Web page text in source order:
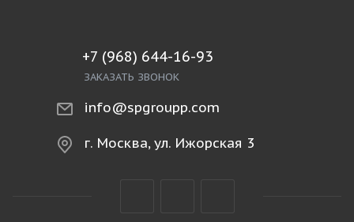
+7 (968) 644-16-93
ЗАКАЗАТЬ ЗВОНОК
info@spgroupp.com
г. Москва, ул. Ижорская 3